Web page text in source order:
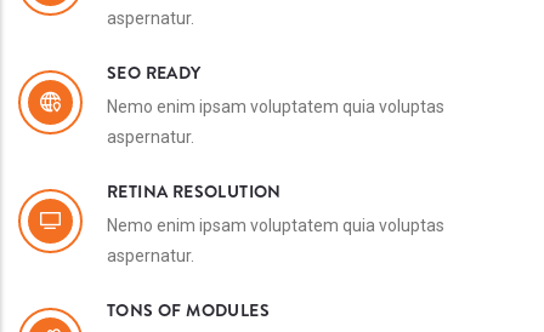
aspernatur.
SEO READY
Nemo enim ipsam voluptatem quia voluptas
aspernatur.
RETINA RESOLUTION
Nemo enim ipsam voluptatem quia voluptas
aspernatur.
TONS OF MODULES